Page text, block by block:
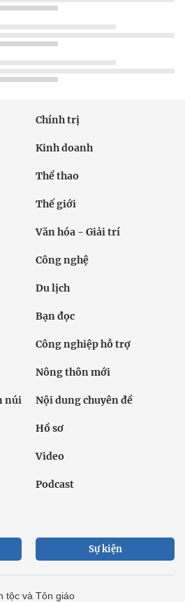
Chính trị
Kinh doanh
Thể thao
Thế giới
Văn hóa - Giải trí
Công nghệ
Du lịch
Bạn đọc
Công nghiệp hỗ trợ
Nông thôn mới
núi Nội dung chuyên đề
Hồ sơ
Video
Podcast
Sự kiện
tộc và Tôn giáo